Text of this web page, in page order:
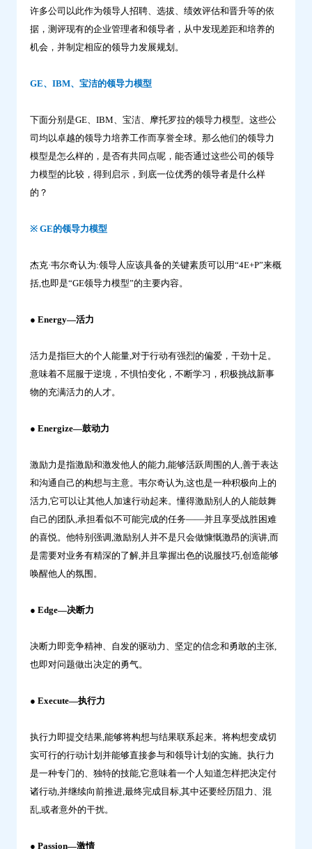
许多公司以此作为领导人招聘、选拔、绩效评估和晋升等的依
据，测评现有的企业管理者和领导者，从中发现差距和培养的
机会，并制定相应的领导力发展规划。
GE、IBM、宝洁的领导力模型
下面分别是GE、IBM、宝洁、摩托罗拉的领导力模型。这些公
司均以卓越的领导力培养工作而享誉全球。那么他们的领导力
模型是怎么样的，是否有共同点呢，能否通过这些公司的领导
力模型的比较，得到启示，到底一位优秀的领导者是什么样
的？
※ GE的领导力模型
杰克·韦尔奇认为:领导人应该具备的关键素质可以用“4E+P”来概
括,也即是“GE领导力模型”的主要内容。
● Energy—活力
活力是指巨大的个人能量,对于行动有强烈的偏爱，干劲十足。
意味着不屈服于逆境，不惧怕变化，不断学习，积极挑战新事
物的充满活力的人才。
● Energize—鼓动力
激励力是指激励和激发他人的能力,能够活跃周围的人,善于表达
和沟通自己的构想与主意。韦尔奇认为,这也是一种积极向上的
活力,它可以让其他人加速行动起来。懂得激励别人的人能鼓舞
自己的团队,承担看似不可能完成的任务——并且享受战胜困难
的喜悦。他特别强调,激励别人并不是只会做慷慨激昂的演讲,而
是需要对业务有精深的了解,并且掌握出色的说服技巧,创造能够
唤醒他人的氛围。
● Edge—决断力
决断力即竞争精神、自发的驱动力、坚定的信念和勇敢的主张,
也即对问题做出决定的勇气。
● Execute—执行力
执行力即提交结果,能够将构想与结果联系起来。将构想变成切
实可行的行动计划并能够直接参与和领导计划的实施。执行力
是一种专门的、独特的技能,它意味着一个人知道怎样把决定付
诸行动,并继续向前推进,最终完成目标,其中还要经历阻力、混
乱,或者意外的干扰。
● Passion—激情